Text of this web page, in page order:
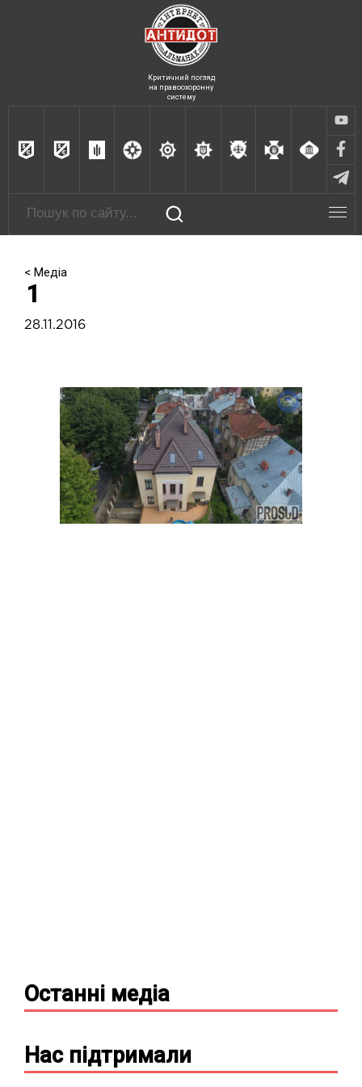
Критичний погляд
на правоохоронну
систему
< Медіа
1
28.11.2016
Останні медіа
Нас підтримали